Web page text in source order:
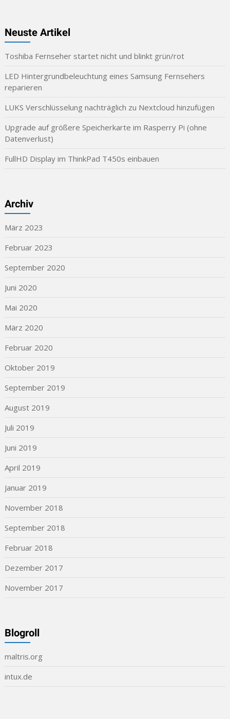
Neuste Artikel
Toshiba Fernseher startet nicht und blinkt grün/rot
LED Hintergrundbeleuchtung eines Samsung Fernsehers
reparieren
LUKS Verschlüsselung nachträglich zu Nextcloud hinzufügen
Upgrade auf größere Speicherkarte im Rasperry Pi (ohne
Datenverlust)
FullHD Display im ThinkPad T450s einbauen
Archiv
März 2023
Februar 2023
September 2020
Juni 2020
Mai 2020
März 2020
Februar 2020
Oktober 2019
September 2019
August 2019
Juli 2019
Juni 2019
April 2019
Januar 2019
November 2018
September 2018
Februar 2018
Dezember 2017
November 2017
Blogroll
maltris.org
intux.de